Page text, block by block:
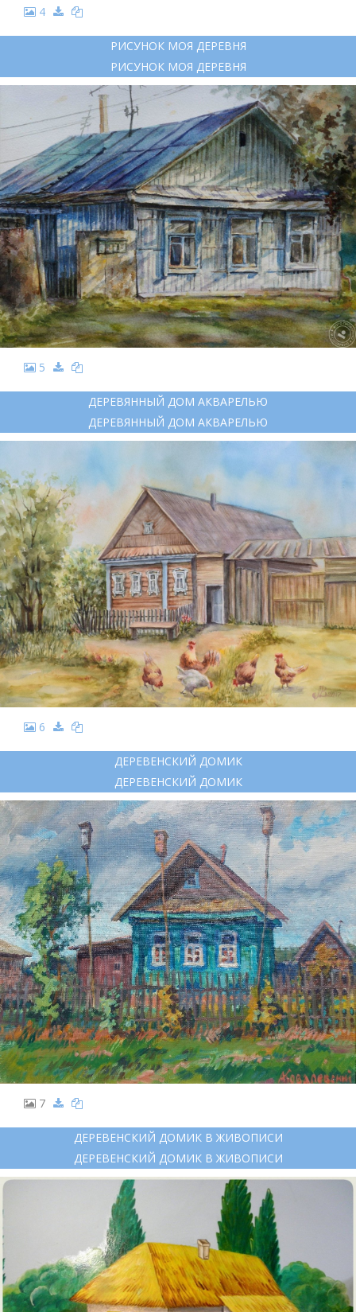
4
РИСУНОК МОЯ ДЕРЕВНЯ
РИСУНОК МОЯ ДЕРЕВНЯ
5
ДЕРЕВЯННЫЙ ДОМ АКВАРЕЛЬЮ
ДЕРЕВЯННЫЙ ДОМ АКВАРЕЛЬЮ
6
ДЕРЕВЕНСКИЙ ДОМИК
ДЕРЕВЕНСКИЙ ДОМИК
7
ДЕРЕВЕНСКИЙ ДОМИК В ЖИВОПИСИ
ДЕРЕВЕНСКИЙ ДОМИК В ЖИВОПИСИ